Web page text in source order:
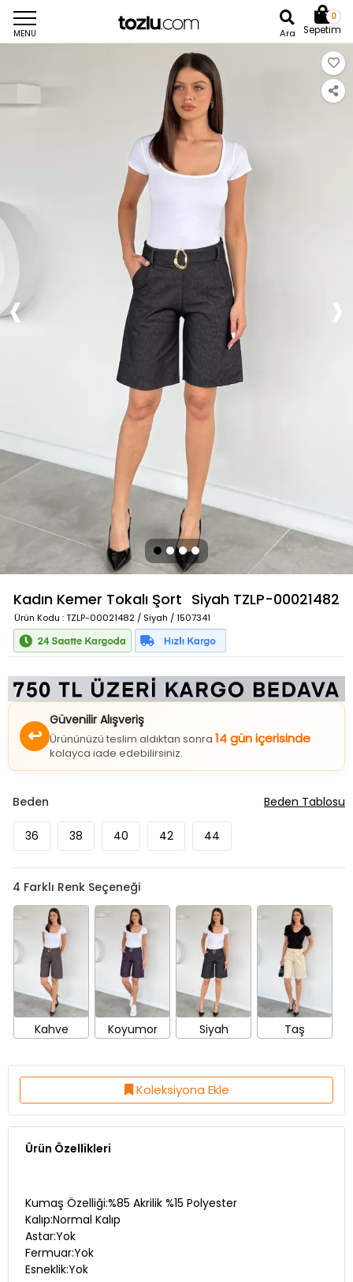
MENU Ara
0
Sepetim
Kadın Kemer Tokalı Şort Siyah TZLP-00021482
Ürün Kodu : TZLP-00021482 / Siyah / 1507341
↩
Güvenilir Alışveriş
Ürününüzü teslim aldıktan sonra 14 gün içerisinde
kolayca iade edebilirsiniz.
Beden
36 38 40 42 44
Beden Tablosu
4 Farklı Renk Seçeneği
Kahve Koyumor Siyah Taş
Koleksiyona Ekle
Ürün Özellikleri
Kumaş Özelliği:%85 Akrilik %15 Polyester
Kalıp:Normal Kalıp
Astar:Yok
Fermuar:Yok
Esneklik:Yok